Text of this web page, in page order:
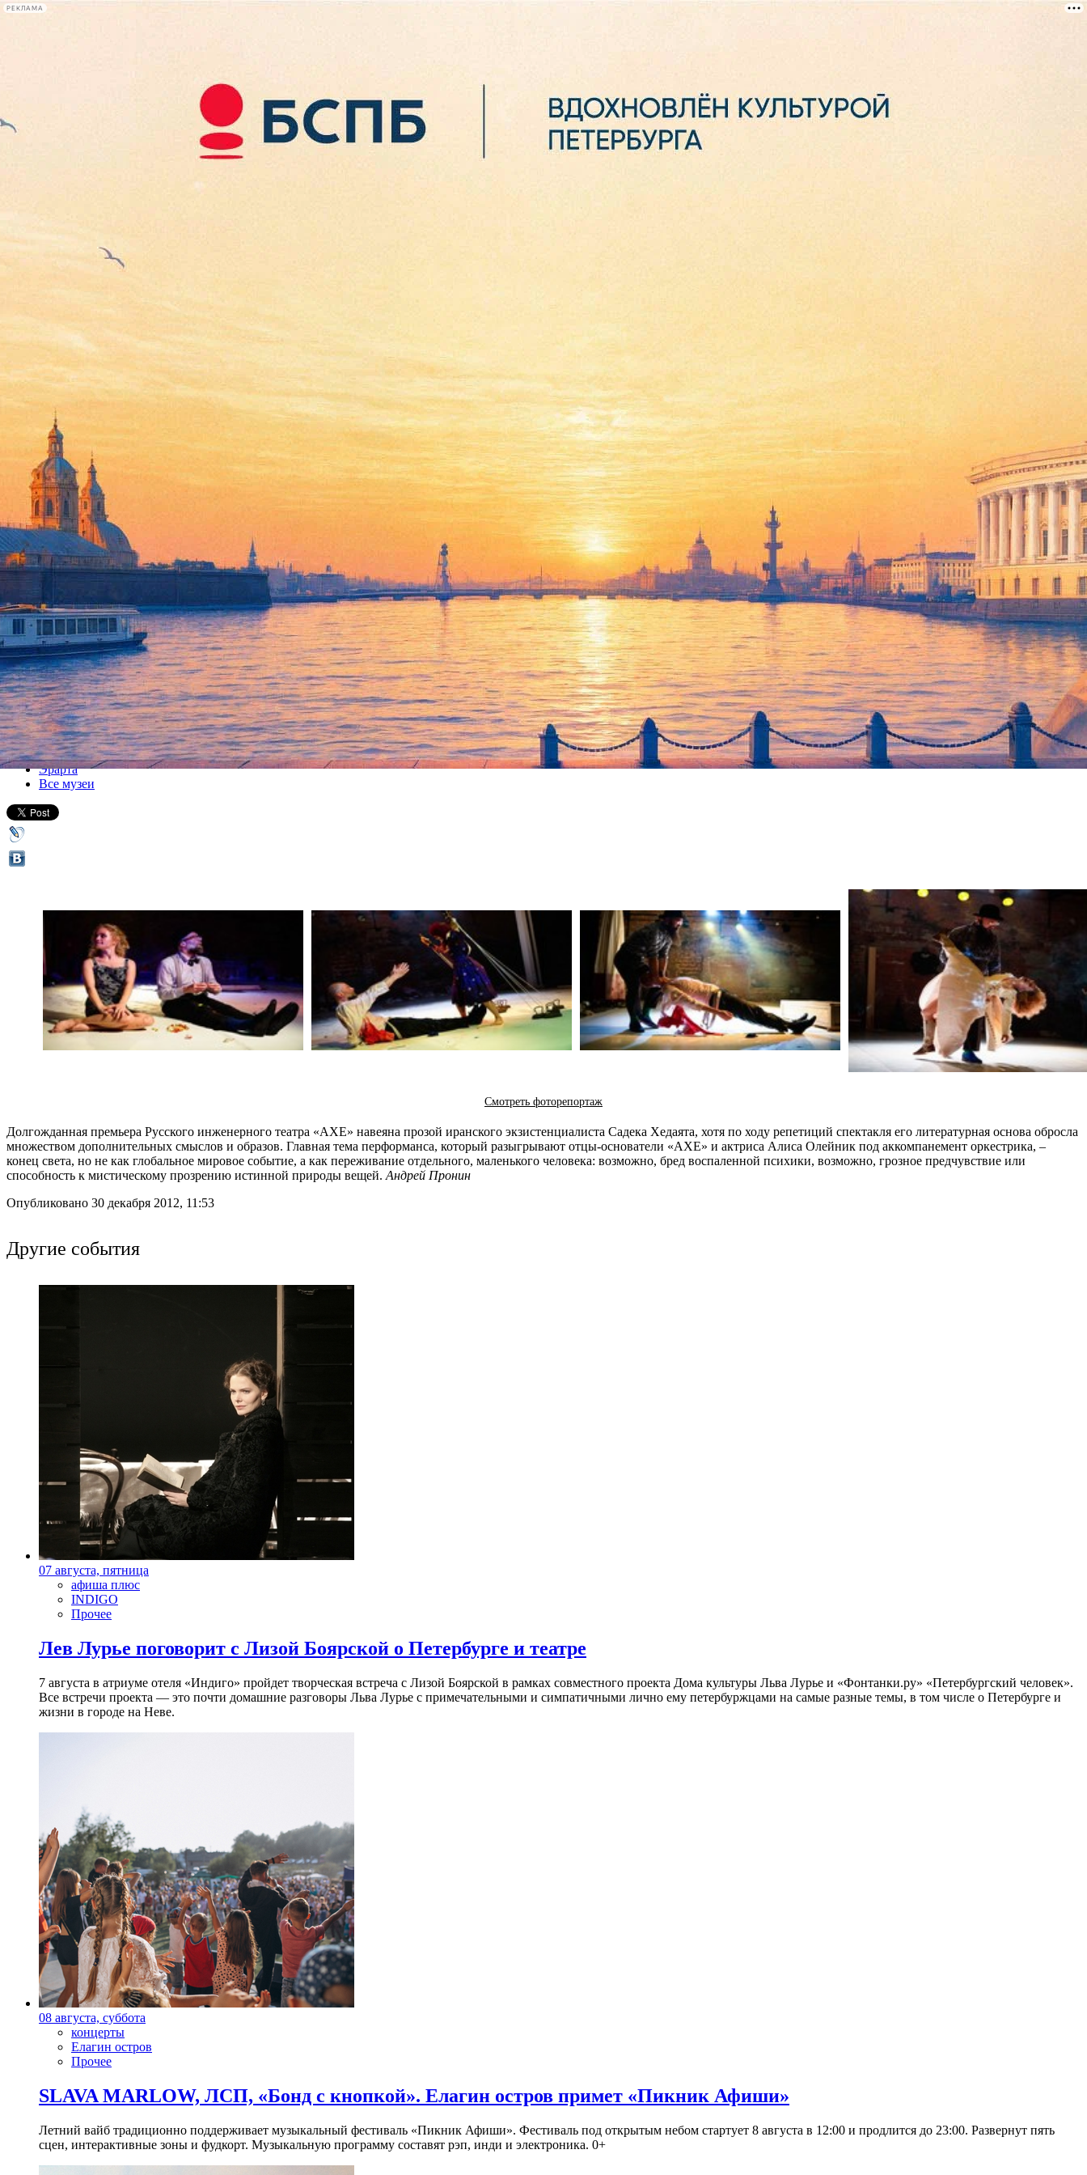
РЕКЛАМА
лекции
книги
Премьера! Слепая сова
06 января 2013, воскресенье-07 января 2013, понедельник
Версия для печати
Все спектакли
Эрарта
Все музеи
Смотреть фоторепортаж
Долгожданная премьера Русского инженерного театра «АХЕ» навеяна прозой иранского экзистенциалиста Садека Хедаята, хотя по ходу репетиций спектакля его литературная основа обросла
множеством дополнительных смыслов и образов. Главная тема перформанса, который разыгрывают отцы-основатели «АХЕ» и актриса Алиса Олейник под аккомпанемент оркестрика, –
конец света, но не как глобальное мировое событие, а как переживание отдельного, маленького человека: возможно, бред воспаленной психики, возможно, грозное предчувствие или
способность к мистическому прозрению истинной природы вещей. Андрей Пронин
Опубликовано 30 декабря 2012, 11:53
Другие события
07 августа, пятница
афиша плюс
INDIGO
Прочее
Лев Лурье поговорит с Лизой Боярской о Петербурге и театре
7 августа в атриуме отеля «Индиго» пройдет творческая встреча с Лизой Боярской в рамках совместного проекта Дома культуры Льва Лурье и «Фонтанки.ру» «Петербургский человек».
Все встречи проекта — это почти домашние разговоры Льва Лурье с примечательными и симпатичными лично ему петербуржцами на самые разные темы, в том числе о Петербурге и
жизни в городе на Неве.
08 августа, суббота
концерты
Елагин остров
Прочее
SLAVA MARLOW, ЛСП, «Бонд с кнопкой». Елагин остров примет «Пикник Афиши»
Летний вайб традиционно поддерживает музыкальный фестиваль «Пикник Афиши». Фестиваль под открытым небом стартует 8 августа в 12:00 и продлится до 23:00. Развернут пять
сцен, интерактивные зоны и фудкорт. Музыкальную программу составят рэп, инди и электроника. 0+